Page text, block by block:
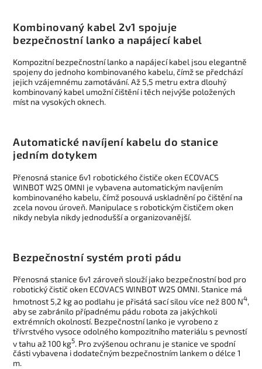
Kombinovaný kabel 2v1 spojuje
bezpečnostní lanko a napájecí kabel
Kompozitní bezpečnostní lanko a napájecí kabel jsou elegantně
spojeny do jednoho kombinovaného kabelu, čímž se předchází
jejich vzájemnému zamotávání. Až 5,5 metru extra dlouhý
kombinovaný kabel umožní čištění i těch nejvýše položených
míst na vysokých oknech.
Automatické navíjení kabelu do stanice
jedním dotykem
Přenosná stanice 6v1 robotického čističe oken ECOVACS
WINBOT W2S OMNI je vybavena automatickým navíjením
kombinovaného kabelu, čímž posouvá uskladnění po čištění na
zcela novou úroveň. Manipulace s robotickým čističem oken
nikdy nebyla nikdy jednodušší a organizovanější.
Bezpečnostní systém proti pádu
Přenosná stanice 6v1 zároveň slouží jako bezpečnostní bod pro
robotický čistič oken ECOVACS WINBOT W2S OMNI. Stanice má
hmotnost 5,2 kg ao podlahu je přisátá sací silou více než 800 N4,
aby se zabránilo případnému pádu robota za jakýchkoli
extrémních okolností. Bezpečnostní lanko je vyrobeno z
třívrstvého vysoce odolného kompozitního materiálu s pevností
v tahu až 100 kg5 . Pro zvýšenou ochranu je stanice ve spodní
části vybavena i dodatečným bezpečnostním lankem o délce 1
m.